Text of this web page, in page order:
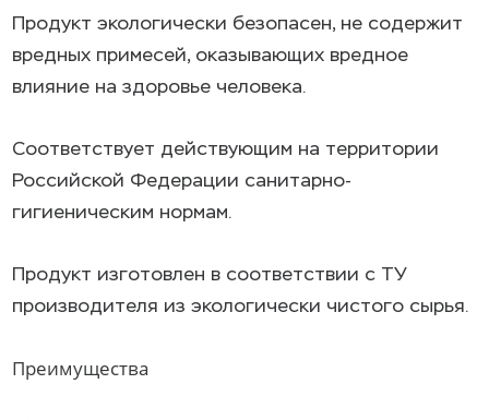
Продукт экологически безопасен, не содержит
вредных примесей, оказывающих вредное
влияние на здоровье человека.
Соответствует действующим на территории
Российской Федерации санитарно-
гигиеническим нормам.
Продукт изготовлен в соответствии с ТУ
производителя из экологически чистого сырья.
Преимущества